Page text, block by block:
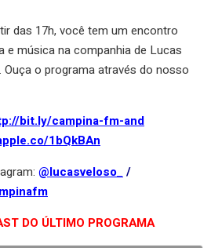
das 17h, você tem um encontro
música na companhia de Lucas
Ouça o programa através do nosso
bit.ly/campina-fm-and
1bQkBAn
@lucasveloso_ /
DO ÚLTIMO PROGRAMA